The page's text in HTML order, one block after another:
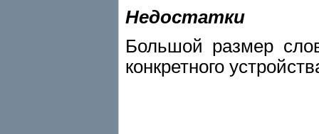
Недостатки
Большой размер
конкретного